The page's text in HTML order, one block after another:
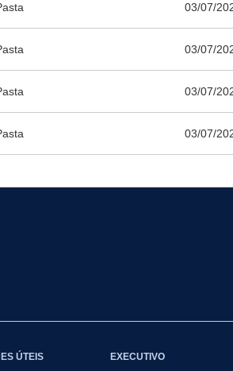
03/07/
03/07/
03/07/
03/07/
ÚTEIS EXECUTIVO